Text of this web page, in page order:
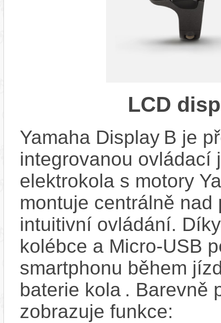
LCD
Yamaha Display B je
integrovanou ovládací
elektrokola s motory
montuje centrálně
intuitivní ovládání.
kolébce a Micro‑USB
smartphonu během
baterie kola . Barevně
zobrazuje funkce: